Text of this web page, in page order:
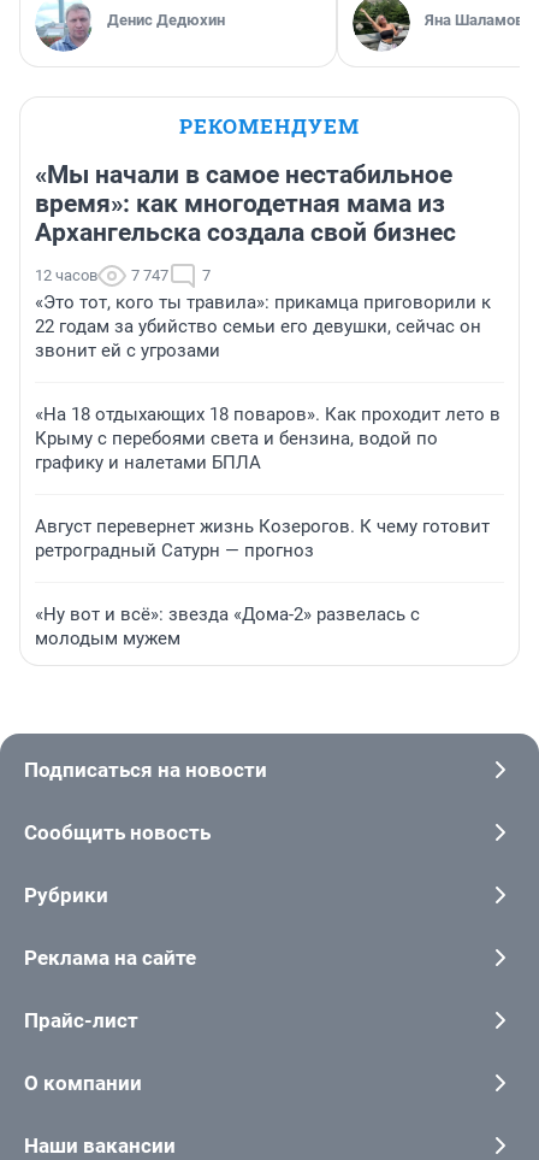
Денис Дедюхин Яна Шаламова
РЕКОМЕНДУЕМ
«Мы начали в самое нестабильное
время»: как многодетная мама из
Архангельска создала свой бизнес
12 часов 7 747 7
«Это тот, кого ты травила»: прикамца приговорили к
22 годам за убийство семьи его девушки, сейчас он
звонит ей с угрозами
«На 18 отдыхающих 18 поваров». Как проходит лето в
Крыму с перебоями света и бензина, водой по
графику и налетами БПЛА
Август перевернет жизнь Козерогов. К чему готовит
ретроградный Сатурн — прогноз
«Ну вот и всё»: звезда «Дома-2» развелась с
молодым мужем
Подписаться на новости
Сообщить новость
Рубрики
Реклама на сайте
Прайс-лист
О компании
Наши вакансии